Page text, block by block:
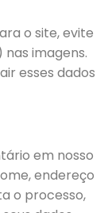
o site, evite
nas imagens.
esses dados
em nosso
endereço
o processo,